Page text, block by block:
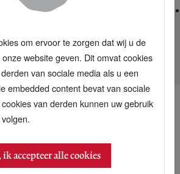
van malariabestrijding
kruid redding
om ervoor te zorgen dat wij u de
website geven. Dit omvat cookies
van sociale media als u een
embedded content bevat van sociale
van derden kunnen uw gebruik
ik accepteer alle cookies